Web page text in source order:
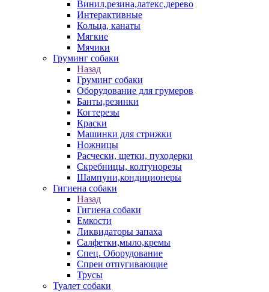
Винил,резина,латекс,дерево
Интерактивные
Кольца, канаты
Мягкие
Мячики
Груминг собаки
Назад
Груминг собаки
Оборудование для грумеров
Банты,резинки
Когтерезы
Краски
Машинки для стрижки
Ножницы
Расчески, щетки, пуходерки
Скребницы, колтунорезы
Шампуни,кондиционеры
Гигиена собаки
Назад
Гигиена собаки
Емкости
Ликвидаторы запаха
Салфетки,мыло,кремы
Спец. Оборудование
Спреи отпугивающие
Трусы
Туалет собаки